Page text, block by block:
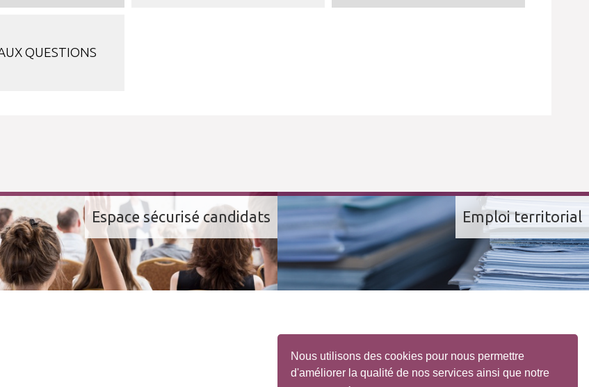
Nous utilisons des cookies pour nous permettre
d'améliorer la qualité de nos services ainsi que notre
QUESTIONS
Espace sécurisé candidats Emploi territorial